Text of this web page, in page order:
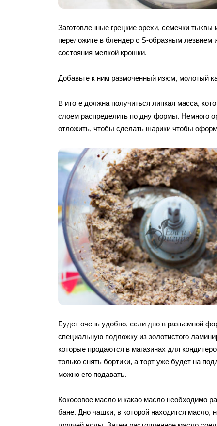
Заготовленные грецкие орехи, семечки тыквы
переложите в блендер с S-образным лезвием
состояния мелкой крошки.
Добавьте к ним размоченный изюм, молотый
В итоге должна получиться липкая масса,
слоем распределить по дну формы. Немного
отложить, чтобы сделать шарики чтобы
Будет очень удобно, если дно в разъемной
специальную подложку из золотистого
которые продаются в магазинах для
только снять бортики, а торт уже будет на
можно его подавать.
Кокосовое масло и какао масло необходимо
бане. Дно чашки, в которой находится масло,